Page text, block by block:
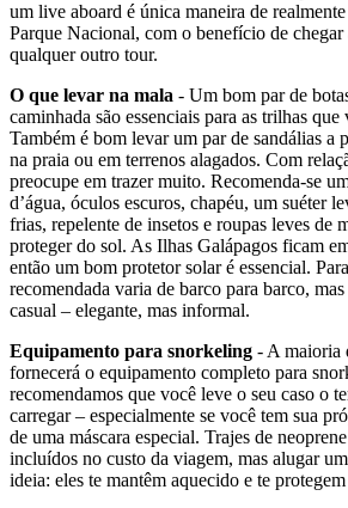
um live aboard é única maneira de
Parque Nacional, com o benefício de chegar
qualquer outro tour.
O que levar na mala - Um bom par de
caminhada são essenciais para as trilhas
Também é bom levar um par de sandálias a
na praia ou em terrenos alagados. Com
preocupe em trazer muito. Recomenda-se
d’água, óculos escuros, chapéu, um suéter
frias, repelente de insetos e roupas leves de
proteger do sol. As Ilhas Galápagos ficam
então um bom protetor solar é essencial.
recomendada varia de barco para barco,
casual – elegante, mas informal.
Equipamento para snorkeling - A maioria
fornecerá o equipamento completo para
recomendamos que você leve o seu caso o
carregar – especialmente se você tem sua
de uma máscara especial. Trajes de
incluídos no custo da viagem, mas alugar
ideia: eles te mantêm aquecido e te